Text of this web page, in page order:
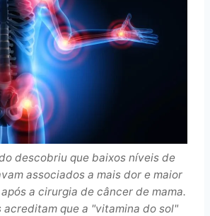
descobriu que baixos níveis de
associados a mais dor e maior
a cirurgia de câncer de mama.
acreditam que a "vitamina do sol"